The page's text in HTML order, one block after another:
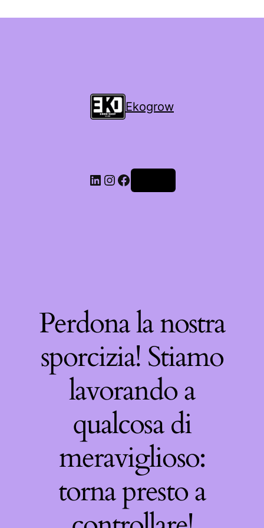
Ekogrow
Perdona la nostra
sporcizia! Stiamo
lavorando a
qualcosa di
meraviglioso:
torna presto a